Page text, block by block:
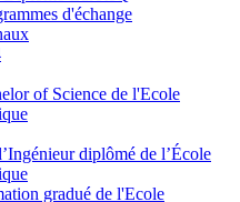
d'échange
of Science de l'Ecole
diplômé de l’École
gradué de l'Ecole